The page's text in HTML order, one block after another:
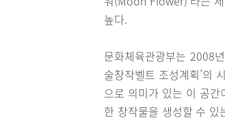
높다.
문화체육관광부는 2008
술창작벨트 조성계획’의
으로 의미가 있는 이 공
한 창작물을 생성할 수 있